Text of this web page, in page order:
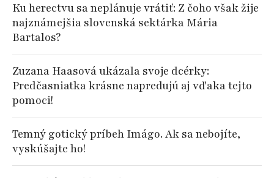
Ku herectvu sa neplánuje vrátiť: Z čoho však žije
najznámejšia slovenská sektárka Mária
Bartalos?
Zuzana Haasová ukázala svoje dcérky:
Predčasniatka krásne napredujú aj vďaka tejto
pomoci!
Temný gotický príbeh Imágo. Ak sa nebojíte,
vyskúšajte ho!